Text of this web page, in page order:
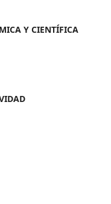
Y CIENTÍFICA